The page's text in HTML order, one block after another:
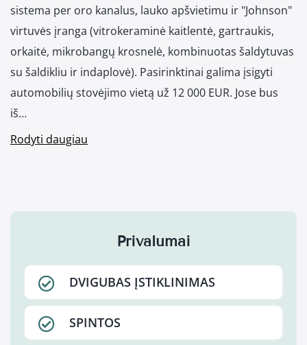
sistema per oro kanalus, lauko apšvietimu ir "Johnson"
virtuvės įranga (vitrokeraminė kaitlentė, gartraukis,
orkaitė, mikrobangų krosnelė, kombinuotas šaldytuvas
su šaldikliu ir indaplovė). Pasirinktinai galima įsigyti
automobilių stovėjimo vietą už 12 000 EUR. Jose bus
iš…
Rodyti daugiau
Privalumai
DVIGUBAS ĮSTIKLINIMAS
SPINTOS